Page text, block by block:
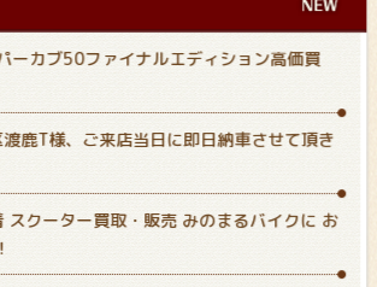
ーカブ50ファイナルエディション高価買
鹿T様、ご来店当日に即日納車させて頂き
スクーター買取・販売 みのまるバイクに お